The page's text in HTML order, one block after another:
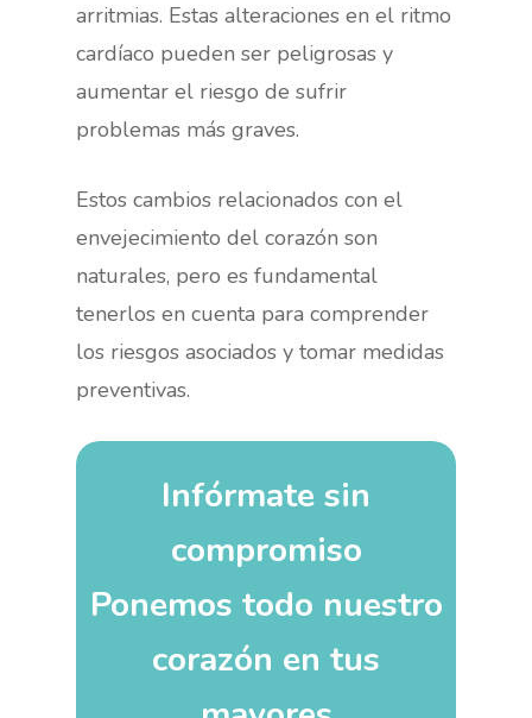
arritmias. Estas alteraciones en el ritmo
cardíaco pueden ser peligrosas y
aumentar el riesgo de sufrir
problemas más graves.
Estos cambios relacionados con el
envejecimiento del corazón son
naturales, pero es fundamental
tenerlos en cuenta para comprender
los riesgos asociados y tomar medidas
preventivas.
Infórmate sin
compromiso
Ponemos todo nuestro
corazón en tus